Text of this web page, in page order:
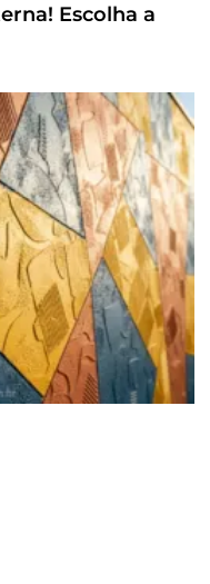
Escolha a